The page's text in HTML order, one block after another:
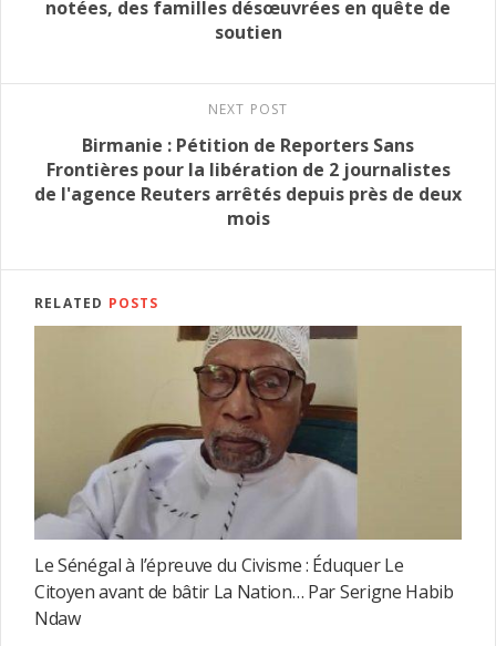
notées, des familles désœuvrées en quête de
soutien
NEXT POST
Birmanie : Pétition de Reporters Sans
Frontières pour la libération de 2 journalistes
de l'agence Reuters arrêtés depuis près de deux
mois
RELATED POSTS
Le Sénégal à l’épreuve du Civisme : Éduquer Le
Citoyen avant de bâtir La Nation… Par Serigne Habib
Ndaw